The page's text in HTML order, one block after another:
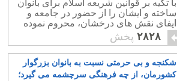
با تکیه بر قوانین شریعه اسلام برای بانوان
ساخته و ایشان را از حضور در جامعه و
ایفای نقش های درخشان، محروم نموده
است.۲۸۲۸ پخش
شکنجه و بی حرمتی نسبت به بانوان بزرگوار
کشورمان، از چه فرهنگی سرچشمه می گیرد؛